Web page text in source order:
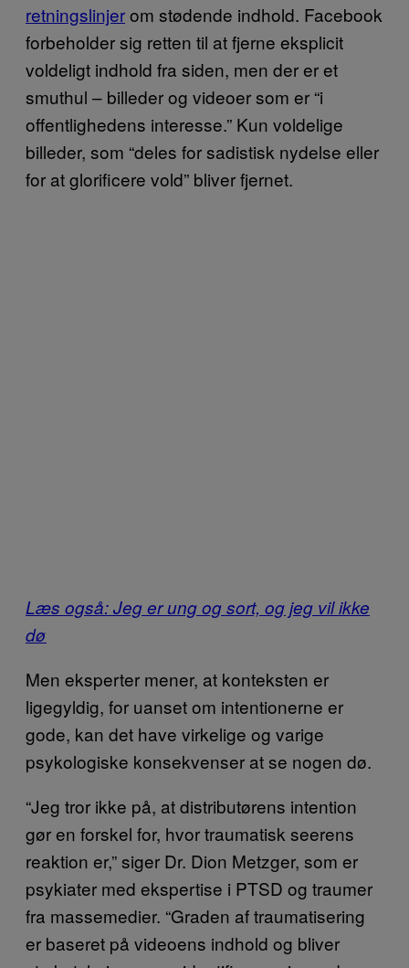
retningslinjerom stødende indhold. Facebook
forbeholder sig retten til at fjerne eksplicit
voldeligt indhold fra siden, men der er et
smuthul – billeder og videoer som er “i
offentlighedens interesse.” Kun voldelige
billeder, som “deles for sadistisk nydelse eller
for at glorificere vold” bliver fjernet.
Læs også: Jeg er ung og sort, og jeg vil ikke
dø
Men eksperter mener, at konteksten er
ligegyldig, for uanset om intentionerne er
gode, kan det have virkelige og varige
psykologiske konsekvenser at se nogen dø.
“Jeg tror ikke på, at distributørens intention
gør en forskel for, hvor traumatisk seerens
reaktion er,” siger Dr. Dion Metzger, som er
psykiater med ekspertise i PTSD og traumer
fra massemedier. “Graden af traumatisering
er baseret på videoens indhold og bliver